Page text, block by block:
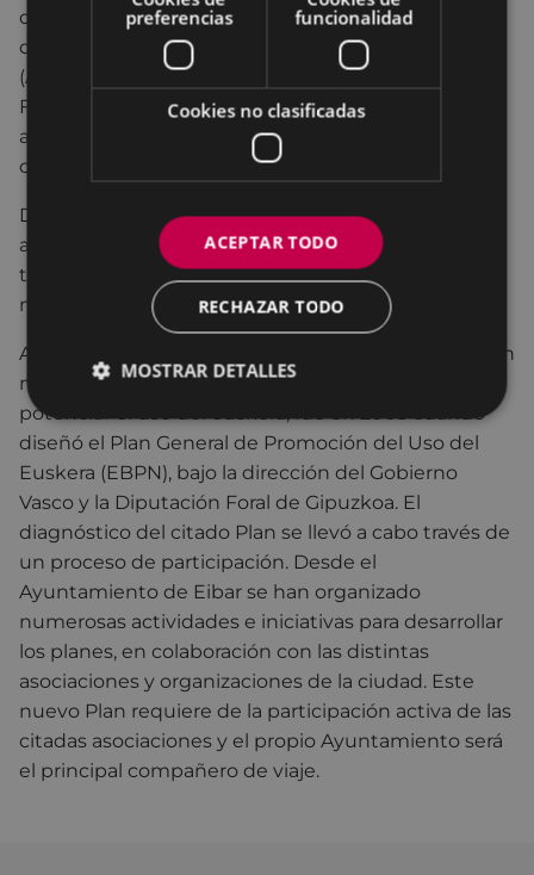
distintas asociaciones para hacer frente a la
desaparición del idioma y recuperar el mismo
(Arrate Kultur Elkartea, Club Deportivo, Ikastola…).
Fue en aquel entonces cuando se sumó a todos
aquellos agentes el trabajo y esfuerzo del Servicio
de Euskera del Ayuntamiento.
Desde entonces, se han creado diversas
asociaciones, organizaciones y empresas que
trabajan duramente en nuestra ciudad a favor de la
normalización del euskera.
A pesar de que el Ayuntamiento de Eibar pusiera en
marcha numerosas iniciativas años atrás para
potenciar el uso del euskera, fue en 2003 cuando
diseñó el Plan General de Promoción del Uso del
Euskera (EBPN), bajo la dirección del Gobierno
Vasco y la Diputación Foral de Gipuzkoa. El
diagnóstico del citado Plan se llevó a cabo través de
un proceso de participación. Desde el
Ayuntamiento de Eibar se han organizado
numerosas actividades e iniciativas para desarrollar
los planes, en colaboración con las distintas
asociaciones y organizaciones de la ciudad. Este
nuevo Plan requiere de la participación activa de las
citadas asociaciones y el propio Ayuntamiento será
el principal compañero de viaje.
preferencias
funcionalidad
Cookies no clasificadas
ACEPTAR TODO
RECHAZAR TODO
MOSTRAR DETALLES